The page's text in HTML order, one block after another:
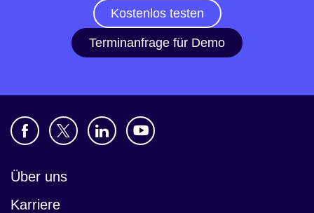
Kostenlos testen
Terminanfrage für Demo
Über uns
Karriere